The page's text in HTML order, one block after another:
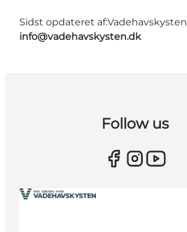
Sidst opdateret af:Vadehavskysten
info@vadehavskysten.dk
Follow us